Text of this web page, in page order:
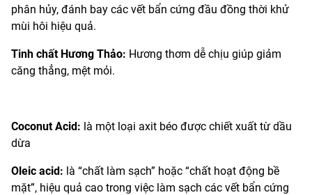
phân hủy, đánh bay các vết bẩn cứng đầu đồng thời khử
mùi hôi hiệu quả.
Tinh chất Hương Thảo: Hương thơm dễ chịu giúp giảm
căng thẳng, mệt mỏi.
Coconut Acid: là một loại axit béo được chiết xuất từ dầu
dừa
Oleic acid: là “chất làm sạch” hoặc “chất hoạt động bề
mặt”, hiệu quả cao trong việc làm sạch các vết bẩn cứng